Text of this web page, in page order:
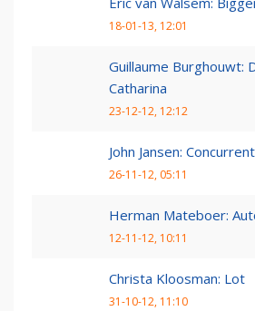
18-01-13, 12:01
Guillaume Burghouwt:
Catharina
23-12-12, 12:12
John Jansen:
26-11-12, 05:11
Herman Mateboer:
12-11-12, 10:11
Christa Kloosman: Lot
31-10-12, 11:10